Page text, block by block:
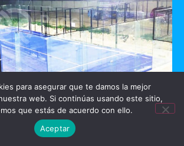
PADEL
para asegurar que te damos la mejor
web. Si continúas usando este sitio,
que estás de acuerdo con ello.
Aceptar